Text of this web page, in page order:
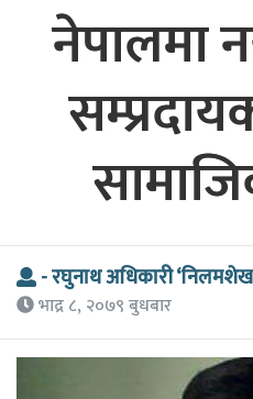
नेपालमा
- रघुनाथ अधिकारी
भाद्र ८, २०७९ बुधबार